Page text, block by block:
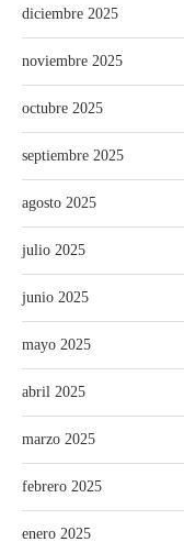
diciembre 2025
noviembre 2025
octubre 2025
septiembre 2025
agosto 2025
julio 2025
junio 2025
mayo 2025
abril 2025
marzo 2025
febrero 2025
enero 2025